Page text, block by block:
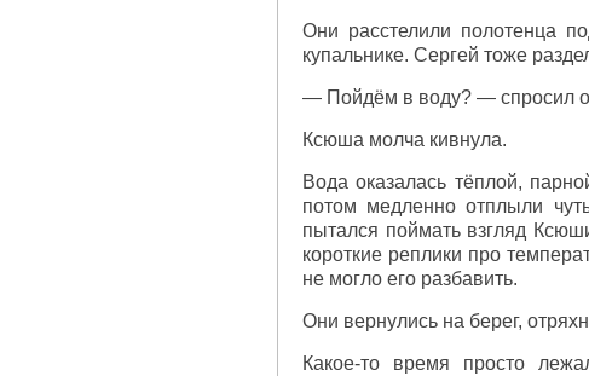
Они расстелили полотенца
купальнике. Сергей тоже
— Пойдём в воду? — спросил
Ксюша молча кивнула.
Вода оказалась тёплой,
потом медленно отплыли
пытался поймать взгляд
короткие реплики про
не могло его разбавить.
Они вернулись на берег,
Какое-то время просто